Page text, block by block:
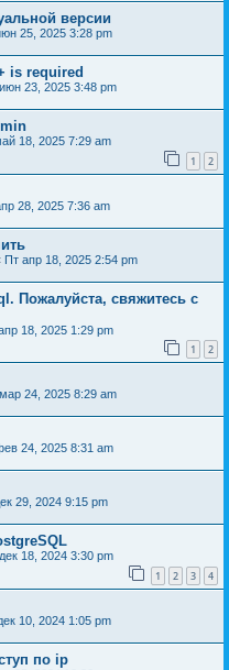
версии
25, 2025 3:28 pm
is required
23, 2025 3:48 pm
18, 2025 7:29 am
1 2
28, 2025 7:36 am
Пт апр 18, 2025 2:54 pm
Пожалуйста, свяжитесь с
18, 2025 1:29 pm
1 2
24, 2025 8:29 am
24, 2025 8:31 am
29, 2024 9:15 pm
18, 2024 3:30 pm
1 2 3 4
10, 2024 1:05 pm
по ip